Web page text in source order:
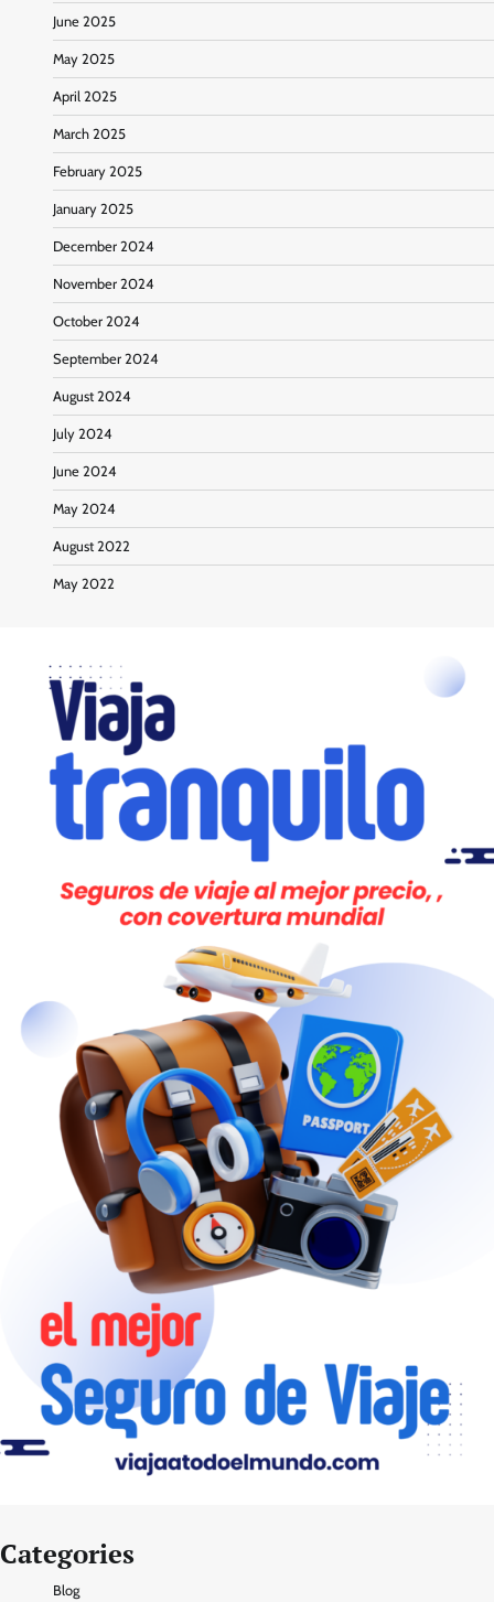
June 2025
May 2025
April 2025
March 2025
February 2025
January 2025
December 2024
November 2024
October 2024
September 2024
August 2024
July 2024
June 2024
May 2024
August 2022
May 2022
Categories
Blog